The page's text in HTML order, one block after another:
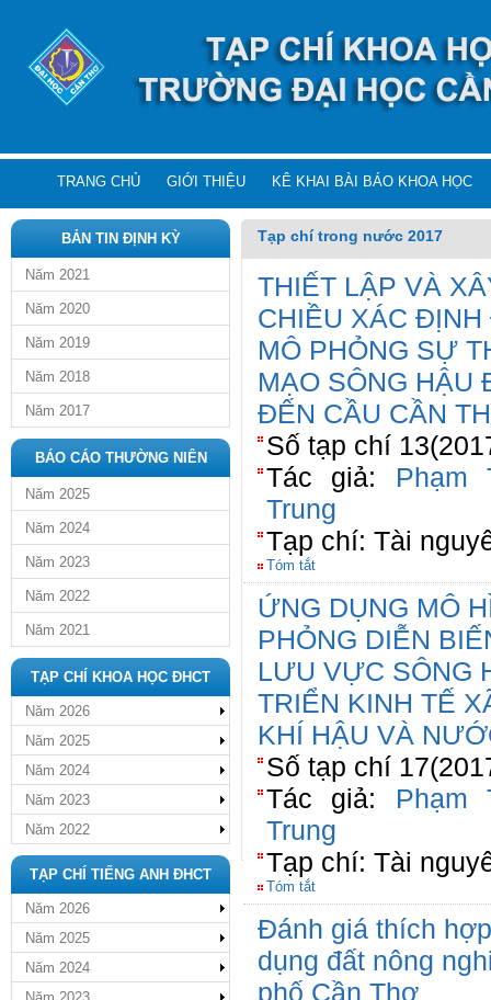
TRANG CHỦ GIỚI THIỆU KÊ KHAI BÀI BÁO KHOA HỌC
BẢN TIN ĐỊNH KỲ
Năm 2021
Năm 2020
Năm 2019
Năm 2018
Năm 2017
BÁO CÁO THƯỜNG NIÊN
Năm 2025
Năm 2024
Năm 2023
Năm 2022
Năm 2021
TẠP CHÍ KHOA HỌC ĐHCT
Năm 2026
Năm 2025
Năm 2024
Năm 2023
Năm 2022
TẠP CHÍ TIẾNG ANH ĐHCT
Năm 2026
Năm 2025
Năm 2024
Tạp chí trong nước 2017
THIẾT LẬP VÀ
CHIỀU XÁC
MÔ PHỎNG SỰ
MẠO SÔNG HẬU
ĐẾN CẦU CẦN
Số tạp chí
Tác giả: Phạm
Trung
Tạp chí: Tài
Tóm tắt
ỨNG DỤNG MÔ
PHỎNG DIỄN
LƯU VỰC SÔNG
TRIỂN KINH TẾ
KHÍ HẬU VÀ
Số tạp chí
Tác giả: Phạm
Trung
Tạp chí: Tài
Tóm tắt
Đánh giá thích
dụng đất nông
phố Cần Thơ